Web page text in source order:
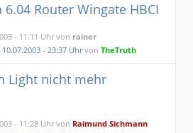
6.04 Router Wingate HBCI
- 11:11 Uhr von rainer
10.07.2003 - 23:37 UhrvonTheTruth
Light nicht mehr
- 11:28 Uhr von Raimund Sichmann